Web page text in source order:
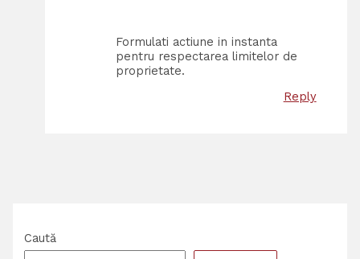
Formulati actiune in instanta
pentru respectarea limitelor de
proprietate.
Reply
Caută